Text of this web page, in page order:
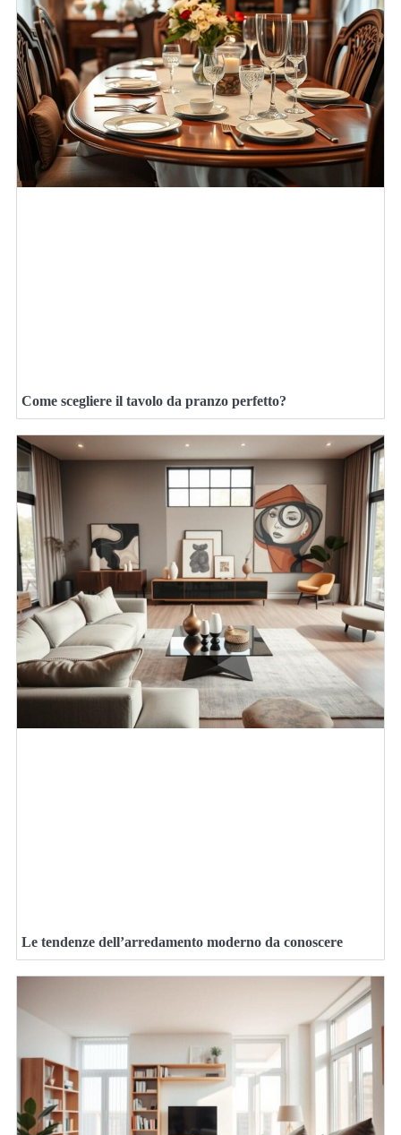
Come scegliere il tavolo da pranzo perfetto?
Le tendenze dell’arredamento moderno da conoscere